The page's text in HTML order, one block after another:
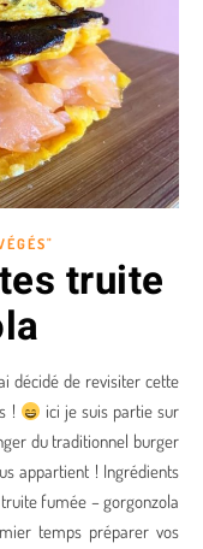
truite
décidé de revisiter cette
!
ici je suis partie sur
du traditionnel burger
appartient ! Ingrédients
fumée – gorgonzola
temps préparer vos